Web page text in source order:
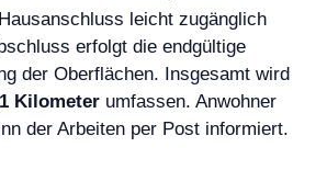
leicht zugänglich
erfolgt die endgültige
der Oberflächen. Insgesamt wird
Kilometer umfassen. Anwohner
der Arbeiten per Post informiert.